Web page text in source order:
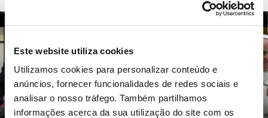
Este website utiliza cookies
Utilizamos cookies para personalizar conteúdo e
anúncios, fornecer funcionalidades de redes sociais e
analisar o nosso tráfego. Também partilhamos
informações acerca da sua utilização do site com os
7 Novembro 2019| ByMr_admin | 0
Comments
NÃO SE TRATA APENAS DE